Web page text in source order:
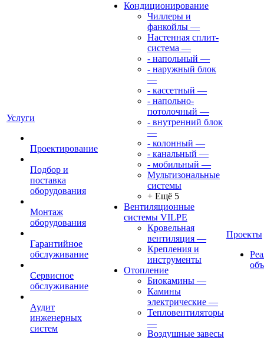
Услуги
Проектирование
Подбор и
поставка
оборудования
Монтаж
оборудования
Гарантийное
обслуживание
Сервисное
обслуживание
Аудит
инженерных
систем
Кондиционирование
Чиллеры и
фанкойлы —
Настенная сплит-
система —
- напольный —
- наружный блок
—
- кассетный —
- напольно-
потолочный —
- внутренний блок
—
- колонный —
- канальный —
- мобильный —
Мультизональные
системы
+ Ещё 5
Вентиляционные
системы VILPE
Кровельная
вентиляция —
Крепления и
инструменты
Отопление
Биокамины —
Камины
электрические —
Тепловентиляторы
—
Воздушные завесы
Проекты